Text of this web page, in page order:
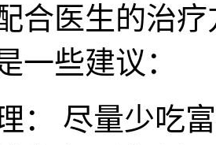
合医生的治
一些建议：
： 尽量少吃